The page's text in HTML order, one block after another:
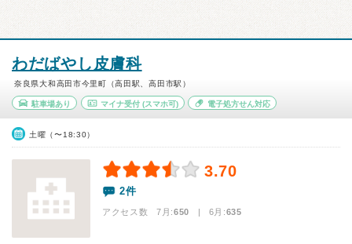
わだばやし皮膚科
奈良県大和高田市今里町（高田駅、高田市駅）
駐車場あり マイナ受付(スマホ可) 電子処方せん対応
土曜（〜18:30）
3.70
2件
アクセス数 7月:650 | 6月:635